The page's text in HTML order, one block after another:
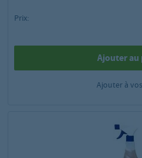
Prix:
Ajouter au
Ajouter à